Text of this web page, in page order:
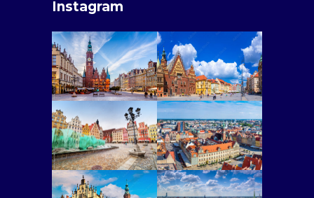
Instagram